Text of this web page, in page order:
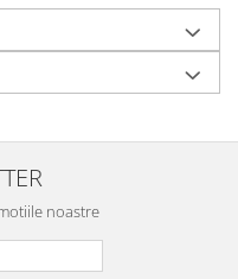
noastre